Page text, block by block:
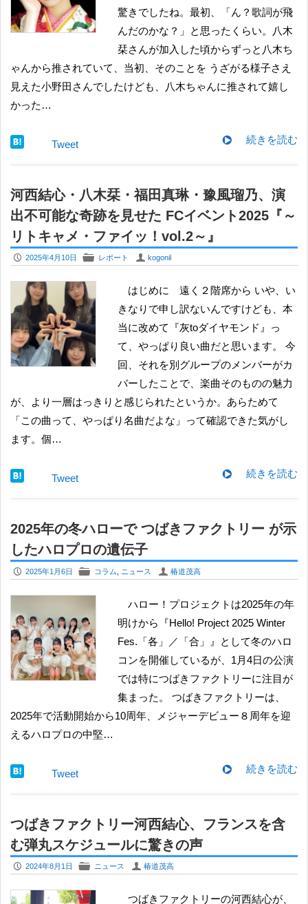
驚きでしたね。最初、「ん？歌詞が飛
んだのかな？」と思ったくらい。八木
栞さんが加入した頃からずっと八木ち
ゃんから推されていて、当初、そのことを うざがる様子さえ
見えた小野田さんでしたけども、八木ちゃんに推されて嬉し
かった…
続きを読む
Tweet
河西結心・八木栞・福田真琳・豫風瑠乃、演
出不可能な奇跡を見せた FCイベント2025『～
リトキャメ・ファイッ！vol.2～』
P 2025年4月10日 F レポート U kogonil
はじめに 遠く２階席から いや、い
きなりで申し訳ないんですけども、本
当に改めて『灰toダイヤモンド』っ
て、やっぱり良い曲だと思います。 今
回、それを別グループのメンバーがカ
バーしたことで、楽曲そのものの魅力
が、より一層はっきりと感じられたというか。あらためて
「この曲って、やっぱり名曲だよな」って確認できた気がし
ます。個…
続きを読む
Tweet
2025年の冬ハローで つばきファクトリー が示
したハロプロの遺伝子
P 2025年1月6日 F コラム ニュース U 椿道茂高
ハロー！プロジェクトは2025年の年
明けから『Hello! Project 2025 Winter
Fes.「各」／「合」』として冬のハロ
コンを開催しているが、1月4日の公演
では特につばきファクトリーに注目が
集まった。 つばきファクトリーは、
2025年で活動開始から10周年、メジャーデビュー８周年を迎
えるハロプロの中堅…
続きを読む
Tweet
つばきファクトリー河西結心、フランスを含
む弾丸スケジュールに驚きの声
P 2024年8月1日 F ニュース U 椿道茂高
つばきファクトリーの河西結心が、